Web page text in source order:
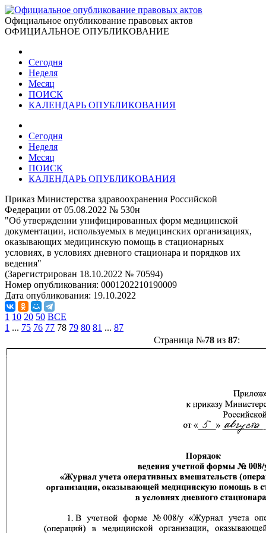
Официальное опубликование правовых актов
ОФИЦИАЛЬНОЕ ОПУБЛИКОВАНИЕ
Сегодня
Неделя
Месяц
ПОИСК
КАЛЕНДАРЬ ОПУБЛИКОВАНИЯ
Сегодня
Неделя
Месяц
ПОИСК
КАЛЕНДАРЬ ОПУБЛИКОВАНИЯ
Приказ Министерства здравоохранения Российской
Федерации от 05.08.2022 № 530н
"Об утверждении унифицированных форм медицинской
документации, используемых в медицинских организациях,
оказывающих медицинскую помощь в стационарных
условиях, в условиях дневного стационара и порядков их
ведения"
(Зарегистрирован 18.10.2022 № 70594)
Номер опубликования: 0001202210190009
Дата опубликования: 19.10.2022
1 10 20 50 ВСЕ
1 ... 75 76 77 78 79 80 81 ... 87
Страница №78из 87: